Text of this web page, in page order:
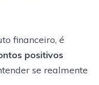
financeiro, é
positivos
se realmente